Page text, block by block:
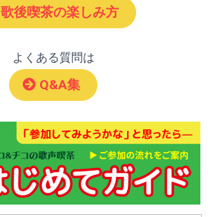
歌後喫茶の楽しみ方
よくある質問は
Q&A集